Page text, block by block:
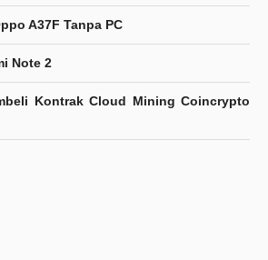
A37F Tanpa PC
Note 2
Kontrak Cloud Mining Coincrypto